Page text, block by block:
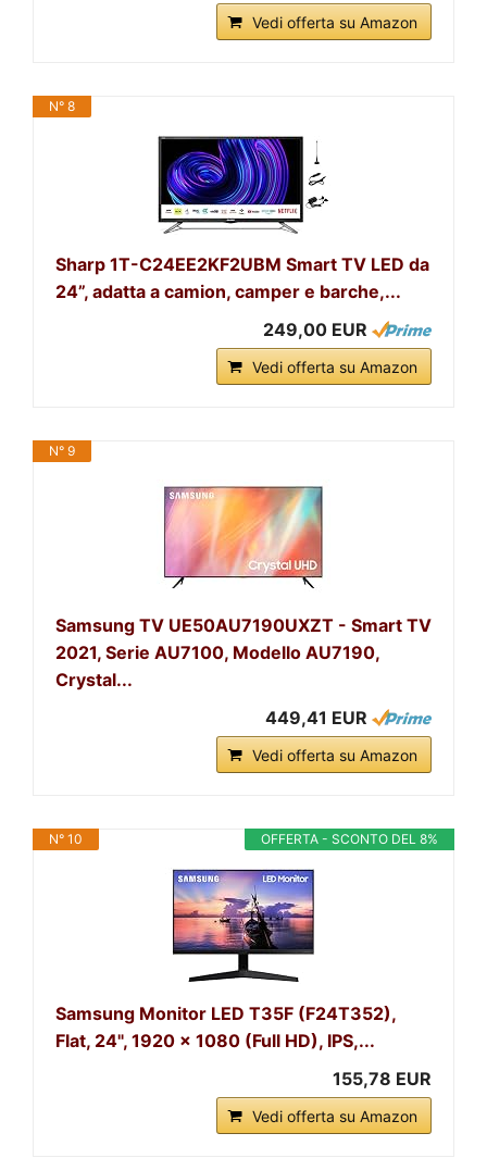
Vedi offerta su Amazon
N° 8
Sharp 1T-C24EE2KF2UBM Smart TV LED da
24”, adatta a camion, camper e barche,...
249,00 EUR
Vedi offerta su Amazon
N° 9
Samsung TV UE50AU7190UXZT - Smart TV
2021, Serie AU7100, Modello AU7190,
Crystal...
449,41 EUR
Vedi offerta su Amazon
OFFERTA - SCONTO DEL 8%
N° 10
Samsung Monitor LED T35F (F24T352),
Flat, 24", 1920 x 1080 (Full HD), IPS,...
155,78 EUR
Vedi offerta su Amazon